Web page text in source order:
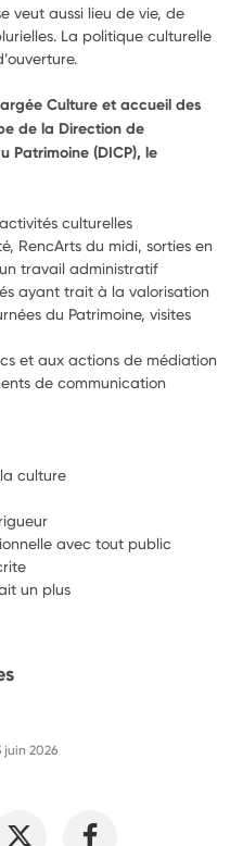
veut aussi lieu de vie, de
La politique culturelle
Culture et accueil des
de la Direction de
Patrimoine (DICP), le
culturelles
RencArts du midi, sorties en
ayant trait à la valorisation
du Patrimoine, visites
et aux actions de médiation
de communication
culture
avec tout public
juin 2026